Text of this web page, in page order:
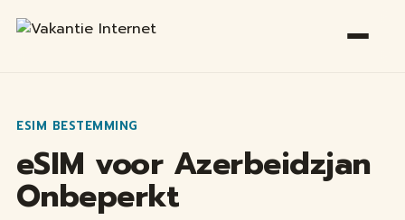
ESIM BESTEMMING
eSIM voor Azerbeidzjan
Onbeperkt